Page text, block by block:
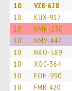
10 VZB-628
10 KUX-917
10 NMN-230
10 NMV-447
10 NKO-589
10 XOC-364
10 EOH-990
10 FMR-420